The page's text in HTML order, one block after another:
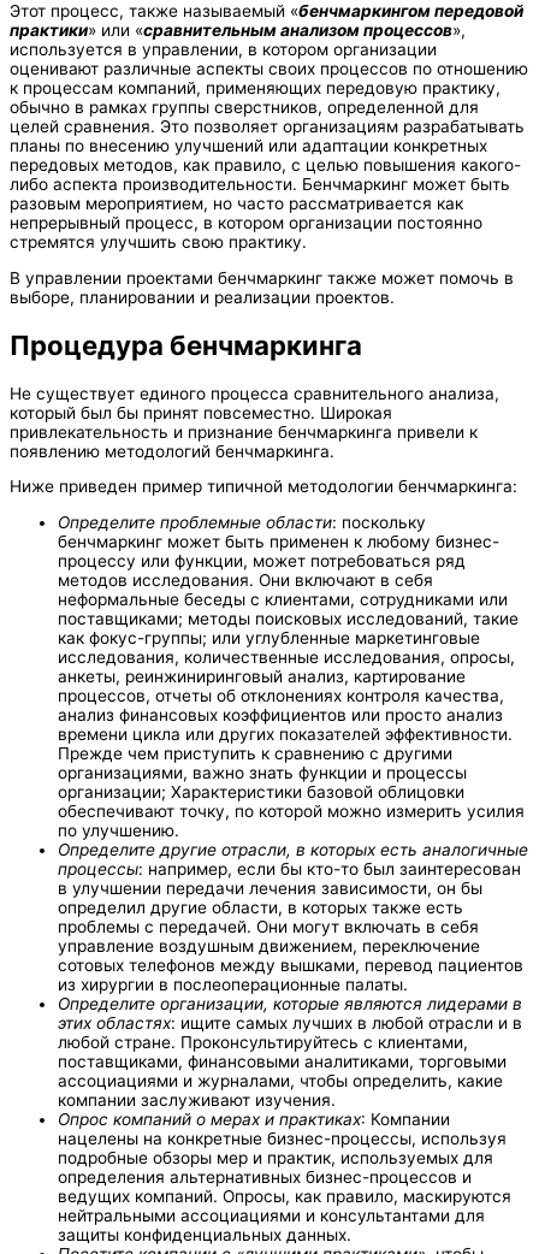
Этот процесс, также называемый «бенчмаркингом передовой
практики» или «сравнительным анализом процессов»,
используется в управлении, в котором организации
оценивают различные аспекты своих процессов по отношению
к процессам компаний, применяющих передовую практику,
обычно в рамках группы сверстников, определенной для
целей сравнения. Это позволяет организациям разрабатывать
планы по внесению улучшений или адаптации конкретных
передовых методов, как правило, с целью повышения какого-
либо аспекта производительности. Бенчмаркинг может быть
разовым мероприятием, но часто рассматривается как
непрерывный процесс, в котором организации постоянно
стремятся улучшить свою практику.
В управлении проектами бенчмаркинг также может помочь в
выборе, планировании и реализации проектов.
Процедура бенчмаркинга
Не существует единого процесса сравнительного анализа,
который был бы принят повсеместно. Широкая
привлекательность и признание бенчмаркинга привели к
появлению методологий бенчмаркинга.
Ниже приведен пример типичной методологии бенчмаркинга:
Определите проблемные области: поскольку
бенчмаркинг может быть применен к любому бизнес-
процессу или функции, может потребоваться ряд
методов исследования. Они включают в себя
неформальные беседы с клиентами, сотрудниками или
поставщиками; методы поисковых исследований, такие
как фокус-группы; или углубленные маркетинговые
исследования, количественные исследования, опросы,
анкеты, реинжиниринговый анализ, картирование
процессов, отчеты об отклонениях контроля качества,
анализ финансовых коэффициентов или просто анализ
времени цикла или других показателей эффективности.
Прежде чем приступить к сравнению с другими
организациями, важно знать функции и процессы
организации; Характеристики базовой облицовки
обеспечивают точку, по которой можно измерить усилия
по улучшению.
Определите другие отрасли, в которых есть аналогичные
процессы: например, если бы кто-то был заинтересован
в улучшении передачи лечения зависимости, он бы
определил другие области, в которых также есть
проблемы с передачей. Они могут включать в себя
управление воздушным движением, переключение
сотовых телефонов между вышками, перевод пациентов
из хирургии в послеоперационные палаты.
Определите организации, которые являются лидерами в
этих областях: ищите самых лучших в любой отрасли и в
любой стране. Проконсультируйтесь с клиентами,
поставщиками, финансовыми аналитиками, торговыми
ассоциациями и журналами, чтобы определить, какие
компании заслуживают изучения.
Опрос компаний о мерах и практиках: Компании
нацелены на конкретные бизнес-процессы, используя
подробные обзоры мер и практик, используемых для
определения альтернативных бизнес-процессов и
ведущих компаний. Опросы, как правило, маскируются
нейтральными ассоциациями и консультантами для
защиты конфиденциальных данных.